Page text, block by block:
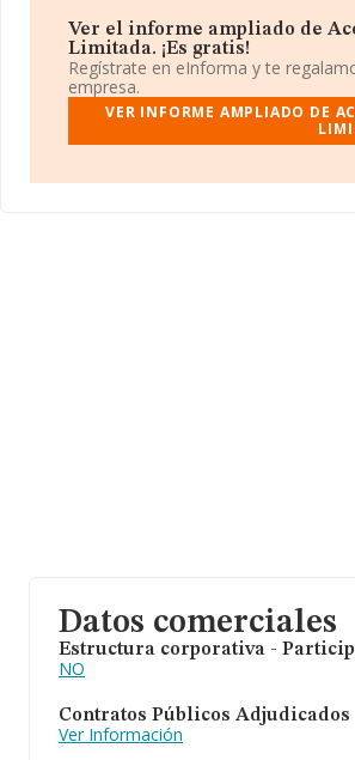
edificios e instalaciones', cuyo Código
mercados exteriores.
La empresa española
Acesa Group
B90234592, tiene su domicilio social
Espartinas, en Sevilla, Andalucía.
facturación en el ámbito nacional
Ver el informe ampliado de
Limitada. ¡Es gratis!
Regístrate en eInforma y te
empresa.
VER INFORME AMPLIADO DE
Datos comerciales
Estructura corporativa -
NO
Contratos Públicos Adjudicados
Ver Información